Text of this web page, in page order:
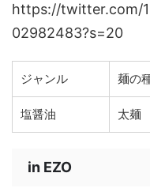
https://twitter.com/
02982483?s=20
ジャンル 麺の
塩醤油 太麺
in EZO